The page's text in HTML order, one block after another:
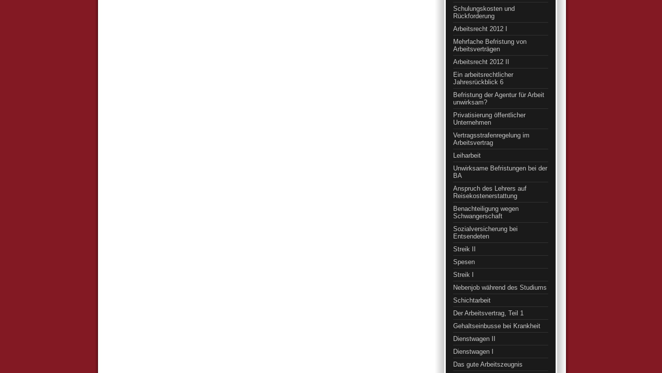
Schulungskosten und
Rückforderung
Arbeitsrecht 2012 I
Mehrfache Befristung von
Arbeitsverträgen
Arbeitsrecht 2012 II
Ein arbeitsrechtlicher
Jahresrückblick 6
Befristung der Agentur für Arbeit
unwirksam?
Privatisierung öffentlicher
Unternehmen
Vertragsstrafenregelung im
Arbeitsvertrag
Leiharbeit
Unwirksame Befristungen bei der
BA
Anspruch des Lehrers auf
Reisekostenerstattung
Benachteiligung wegen
Schwangerschaft
Sozialversicherung bei
Entsendeten
Streik II
Spesen
Streik I
Nebenjob während des Studiums
Schichtarbeit
Der Arbeitsvertrag, Teil 1
Gehaltseinbusse bei Krankheit
Dienstwagen II
Dienstwagen I
Das gute Arbeitszeugnis